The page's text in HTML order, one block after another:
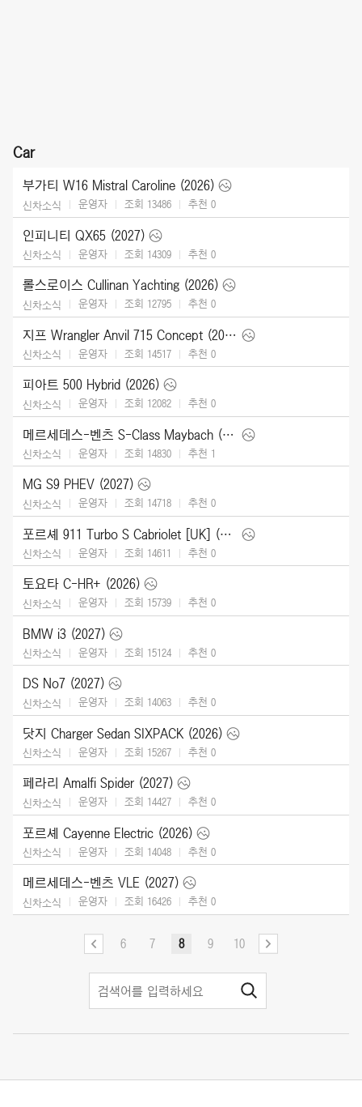
Car
부가티 W16 Mistral Caroline (2026)
신차소식 운영자 조회 13486 추천 0
인피니티 QX65 (2027)
신차소식 운영자 조회 14309 추천 0
롤스로이스 Cullinan Yachting (2026)
신차소식 운영자 조회 12795 추천 0
지프 Wrangler Anvil 715 Concept (2026)
신차소식 운영자 조회 14517 추천 0
피아트 500 Hybrid (2026)
신차소식 운영자 조회 12082 추천 0
메르세데스-벤츠 S-Class Maybach (2027)
신차소식 운영자 조회 14830 추천 1
MG S9 PHEV (2027)
신차소식 운영자 조회 14718 추천 0
포르셰 911 Turbo S Cabriolet [UK] (2026)
신차소식 운영자 조회 14611 추천 0
토요타 C-HR+ (2026)
신차소식 운영자 조회 15739 추천 0
BMW i3 (2027)
신차소식 운영자 조회 15124 추천 0
DS No7 (2027)
신차소식 운영자 조회 14063 추천 0
닷지 Charger Sedan SIXPACK (2026)
신차소식 운영자 조회 15267 추천 0
페라리 Amalfi Spider (2027)
신차소식 운영자 조회 14427 추천 0
포르셰 Cayenne Electric (2026)
신차소식 운영자 조회 14048 추천 0
메르세데스-벤츠 VLE (2027)
신차소식 운영자 조회 16426 추천 0
6 7 8 9 10